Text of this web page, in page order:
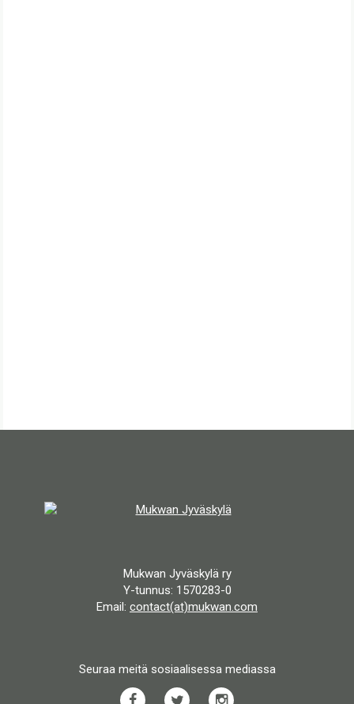
Mukwan Jyväskylä ry
Y-tunnus: 1570283-0
Email: contact(at)mukwan.com
Seuraa meitä sosiaalisessa mediassa
FacebookTwitterInstagram